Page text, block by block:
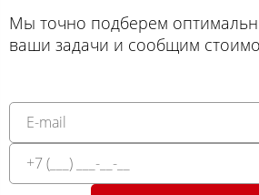
Мы точно подберем
ваши задачи и сообщим